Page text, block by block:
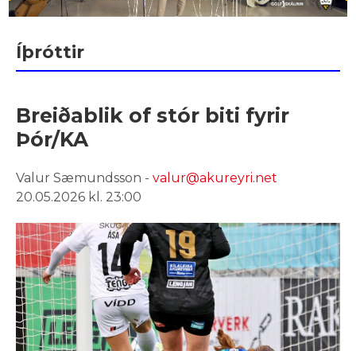
Íþróttir
Breiðablik of stór biti fyrir
Þór/KA
Valur Sæmundsson - valur@akureyri.net
20.05.2026 kl. 23:00